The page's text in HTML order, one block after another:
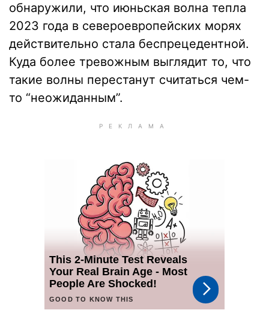
обнаружили, что июньская волна тепла
2023 года в североевропейских морях
действительно стала беспрецедентной.
Куда более тревожным выглядит то, что
такие волны перестанут считаться чем-
то “неожиданным”.